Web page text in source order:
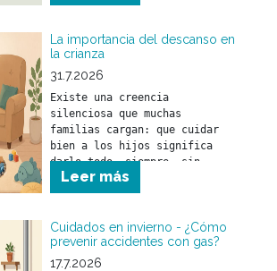
La importancia del descanso en
la crianza
31.7.2026
Existe una creencia
silenciosa que muchas
familias cargan: que cuidar
bien a los hijos significa
darlo todo, siempre, sin
parar.
Leer más
Cuidados en invierno - ¿Cómo
prevenir accidentes con gas?
17.7.2026